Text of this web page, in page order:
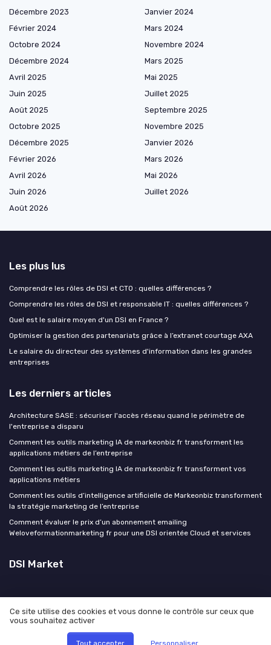
Décembre 2023
Janvier 2024
Février 2024
Mars 2024
Octobre 2024
Novembre 2024
Décembre 2024
Mars 2025
Avril 2025
Mai 2025
Juin 2025
Juillet 2025
Août 2025
Septembre 2025
Octobre 2025
Novembre 2025
Décembre 2025
Janvier 2026
Février 2026
Mars 2026
Avril 2026
Mai 2026
Juin 2026
Juillet 2026
Août 2026
Les plus lus
Comprendre les rôles de DSI et CTO : quelles différences ?
Comprendre les rôles de DSI et responsable IT : quelles différences ?
Quel est le salaire moyen d'un DSI en France ?
Optimiser la gestion des partenariats grâce à l’extranet courtage AXA
Le salaire du directeur des systèmes d'information dans les grandes
entreprises
Les derniers articles
Architecture SASE : sécuriser l'accès réseau quand le périmètre de
l'entreprise a disparu
Comment les outils marketing IA de markeonbiz fr transforment les
applications métiers de l’entreprise
Comment les outils marketing IA de markeonbiz fr transforment vos
applications métiers
Comment les outils d’intelligence artificielle de Markeonbiz transforment
la stratégie marketing de l’entreprise
Comment évaluer le prix d’un abonnement emailing
Weloveformationmarketing fr pour une DSI orientée Cloud et services
DSI Market
Mentions légales
© DSI Market 2026
Ce site utilise des cookies et vous donne le contrôle sur ceux que
vous souhaitez activer
Tout accepter Personnaliser